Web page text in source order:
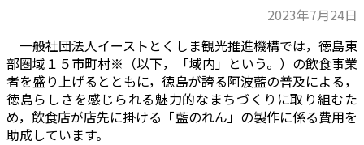
2023年7月24日
一般社団法人イーストとくしま観光推進機構では，徳島東
部圏域１５市町村※（以下，「域内」という。）の飲食事業
者を盛り上げるとともに，徳島が誇る阿波藍の普及による，
徳島らしさを感じられる魅力的なまちづくりに取り組むた
め，飲食店が店先に掛ける「藍のれん」の製作に係る費用を
助成しています。